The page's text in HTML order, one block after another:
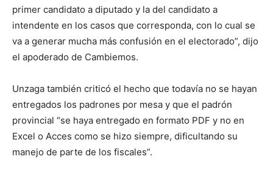
primer candidato a diputado y la del candidato a
intendente en los casos que corresponda, con lo cual se
va a generar mucha más confusión en el electorado”, dijo
el apoderado de Cambiemos.
Unzaga también criticó el hecho que todavía no se hayan
entregados los padrones por mesa y que el padrón
provincial “se haya entregado en formato PDF y no en
Excel o Acces como se hizo siempre, dificultando su
manejo de parte de los fiscales”.